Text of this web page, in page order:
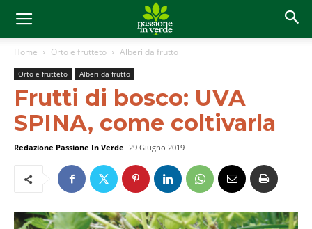
Home Orto e frutteto Alberi da frutto
Orto e frutteto Alberi da frutto
Frutti di bosco: UVA
SPINA, come coltivarla
Redazione Passione In Verde 29 Giugno 2019